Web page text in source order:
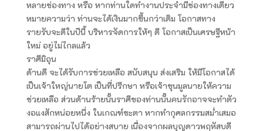
หลายช่องทาง หรือ หากท่านใดทำงานประจำมีช่องทางเดียว
หมายความว่า ท่านจะได้เงินมากขึ้นกว่าเดิม โอกาสทาง
รายรับจะดีในปีนี้ บริหารจัดการให้ๆ ดี โอกาสเป็นเศรษฐีหน้า
ใหม่ อยู่ไม่ไกลแล้ว
ราศีมิถุน
ด้านดี จะได้รับการช่วยเหลือ สนับสนุน ส่งเสริม ให้มีโอกาสได้
เป็นเจ้าใหญ่นายโต เป็นที่ปรึกษา หรือเจ้าขุนมูลนายให้ความ
ช่วยเหลือ ส่วนด้านร้ายนั้นราศีของท่านนั้นคนรักอาจจะทำตัว
งอแงสักหน่อยหนึ่ง ในเกณฑ์ชะตา หากทำกุศลกรรมสม่ำเสมอ
สามารถผ่านไปได้อย่างสบาย เนื่องจากผลบุญดาวพฤหัสบดี